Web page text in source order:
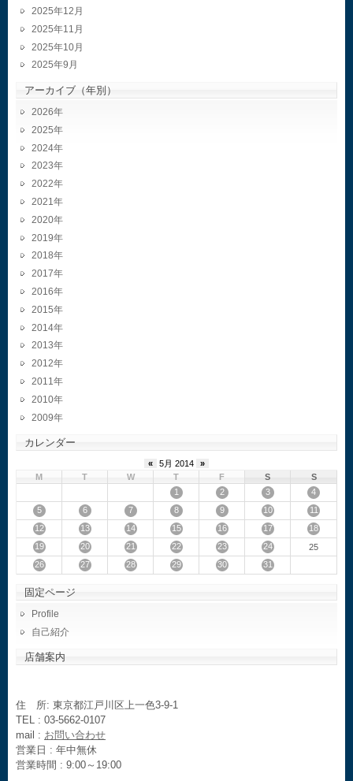
2025年12月
2025年11月
2025年10月
2025年9月
アーカイブ（年別）
2026
2025
2024
2023
2022
2021
2020
2019
2018
2017
2016
2015
2014
2013
2012
2011
2010
2009
カレンダー
« 5月 2014
»
M
T W T F S
S
1
2 3
4
5
6 7 8 9 10
11
12
13 14 15 16 17
18
19
20 21 22 23 24
25
26
27 28 29 30 31
固定ページ
Profile
自己紹介
店舗案内
住 所: 東京都江戸川区上一色3-9-1
TEL : 03-5662-0107
mail : お問い合わせ
営業日 : 年中無休
営業時間 : 9:00～19:00